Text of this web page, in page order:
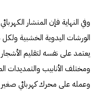
وفي النهاية فإن المنشار
الورشات اليدوية الخشبية
يعتمد على نفسه لتقليم
ومختلف الأنابيب والتمديدات
وعمله على محرك كهربائي